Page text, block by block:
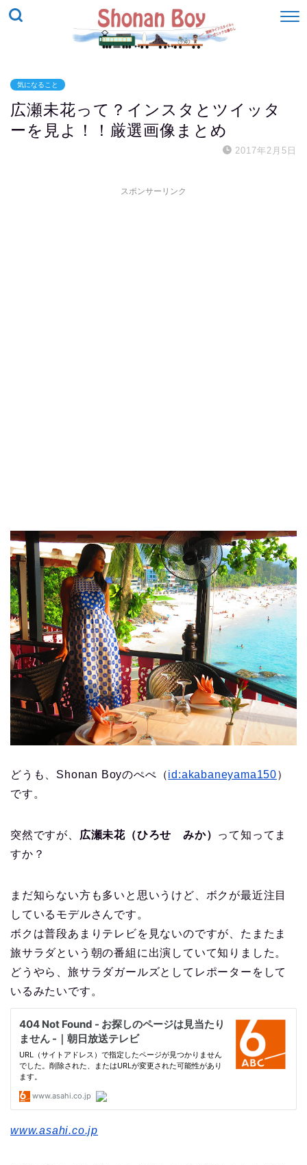
気になること
広瀬未花って？インスタとツイッタ
ーを見よ！！厳選画像まとめ
2017年2月5日
スポンサーリンク
どうも、Shonan Boyのぺぺ（id:akabaneyama150）
です。
突然ですが、 広瀬未花（ひろせ みか） って知ってま
すか？
まだ知らない方も多いと思いうけど、ボクが最近注目
しているモデルさんです。
ボクは普段あまりテレビを見ないのですが、たまたま
旅サラダという朝の番組に出演していて知りました。
どうやら、旅サラダガールズとしてレポーターをして
いるみたいです。
www.asahi.co.jp